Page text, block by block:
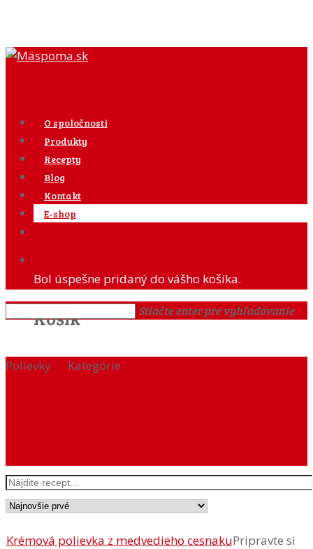
O spoločnosti
Produkty
Recepty
Blog
Kontakt
E-shop
Bol úspešne pridaný do vášho košíka.
Košík Stlačte enter pre vyhľadávanie
Polievky
Kategórie
Krémová polievka z medvedieho cesnakuPripravte si